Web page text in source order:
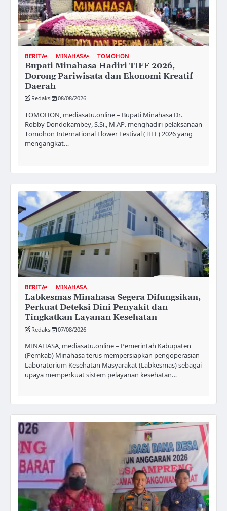
BERITA MINAHASA TOMOHON
Bupati Minahasa Hadiri TIFF 2026,
Dorong Pariwisata dan Ekonomi Kreatif
Daerah
Redaksi 08/08/2026
TOMOHON, mediasatu.online – Bupati Minahasa Dr.
Robby Dondokambey, S.Si., M.AP. menghadiri pelaksanaan
Tomohon International Flower Festival (TIFF) 2026 yang
mengangkat…
BERITA MINAHASA
Labkesmas Minahasa Segera Difungsikan,
Perkuat Deteksi Dini Penyakit dan
Tingkatkan Layanan Kesehatan
Redaksi 07/08/2026
MINAHASA, mediasatu.online – Pemerintah Kabupaten
(Pemkab) Minahasa terus mempersiapkan pengoperasian
Laboratorium Kesehatan Masyarakat (Labkesmas) sebagai
upaya memperkuat sistem pelayanan kesehatan…